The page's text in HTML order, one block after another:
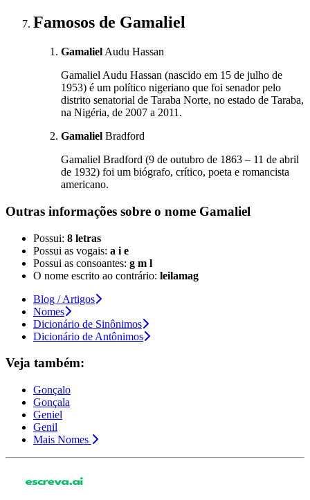
Famosos de Gamaliel
Gamaliel Audu Hassan
Gamaliel Audu Hassan (nascido em 15 de julho de
1953) é um político nigeriano que foi senador pelo
distrito senatorial de Taraba Norte, no estado de Taraba,
na Nigéria, de 2007 a 2011.
Gamaliel Bradford
Gamaliel Bradford (9 de outubro de 1863 – 11 de abril
de 1932) foi um biógrafo, crítico, poeta e romancista
americano.
Outras informações sobre o nome Gamaliel
Possui: 8 letras
Possui as vogais: a i e
Possui as consoantes: g m l
O nome escrito ao contrário: leilamag
Blog / Artigos
Nomes
Dicionário de Sinônimos
Dicionário de Antônimos
Veja também:
Gonçalo
Gonçala
Geniel
Genil
Mais Nomes